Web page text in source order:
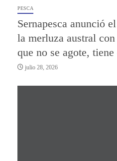
PESCA
Sernapesca anunció
la merluza austral
que no se agote,
julio 28, 2026